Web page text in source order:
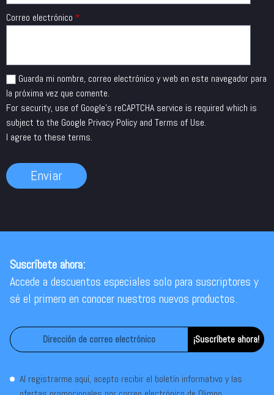
Correo electrónico *
Guarda mi nombre, correo electrónico y web en este navegador para
la próxima vez que comente.
For security, use of Google's reCAPTCHA service is required which is
subject to the Google Privacy Policyand Terms of Use.
I agree to these terms.
Suscríbete ahora:
Accede a descuentos especiales solo para suscriptores y
sé el primero en conocer nuestros nuevos productos.
¡Suscríbete ahora!
Al registrarme aquí, acepto recibir el boletín informativo y las